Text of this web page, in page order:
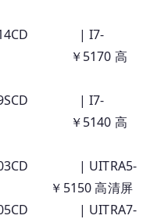
14CD | I7-
￥5170 高
| I7-
￥5140 高
| UITRA5-
￥5150 高清屏
| UITRA7-